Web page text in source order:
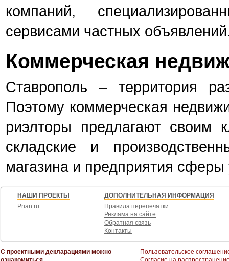
компаний,
сервисами частных
Коммерческая
Ставрополь – территория
Поэтому коммерческая
риэлторы предлагают своим
складские и
магазина и предприятия сферы
НАШИ ПРОЕКТЫ
Prian.ru
ДОПОЛНИТЕЛЬНАЯ ИНФОРМАЦИЯ
Правила перепечатки
Реклама на сайте
Обратная связь
Контакты
С проектными декларациями можно
Пользовательское